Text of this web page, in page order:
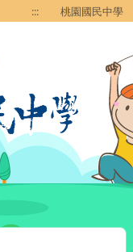
::: 桃園國民中學